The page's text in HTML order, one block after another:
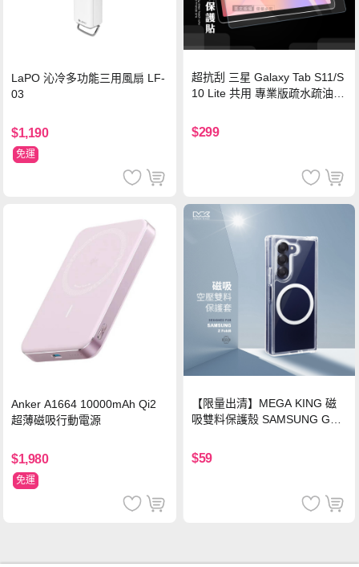
LaPO 沁冷多功能三用風扇 LF-
03
$1,190
免運
超抗刮 三星 Galaxy Tab S11/S
10 Lite 共用 專業版疏水疏油9
$299
Anker A1664 10000mAh Qi2
超薄磁吸行動電源
$1,980
免運
【限量出清】MEGA KING 磁
吸雙料保護殼 SAMSUNG Gala
$59